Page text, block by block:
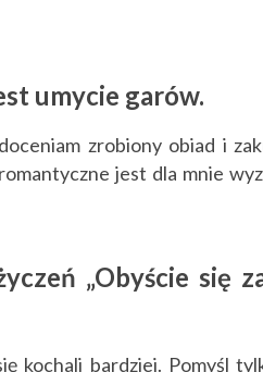
umycie garów.
zrobiony obiad i
jest dla mnie
„Obyście się
kochali bardziej. Pomyśl